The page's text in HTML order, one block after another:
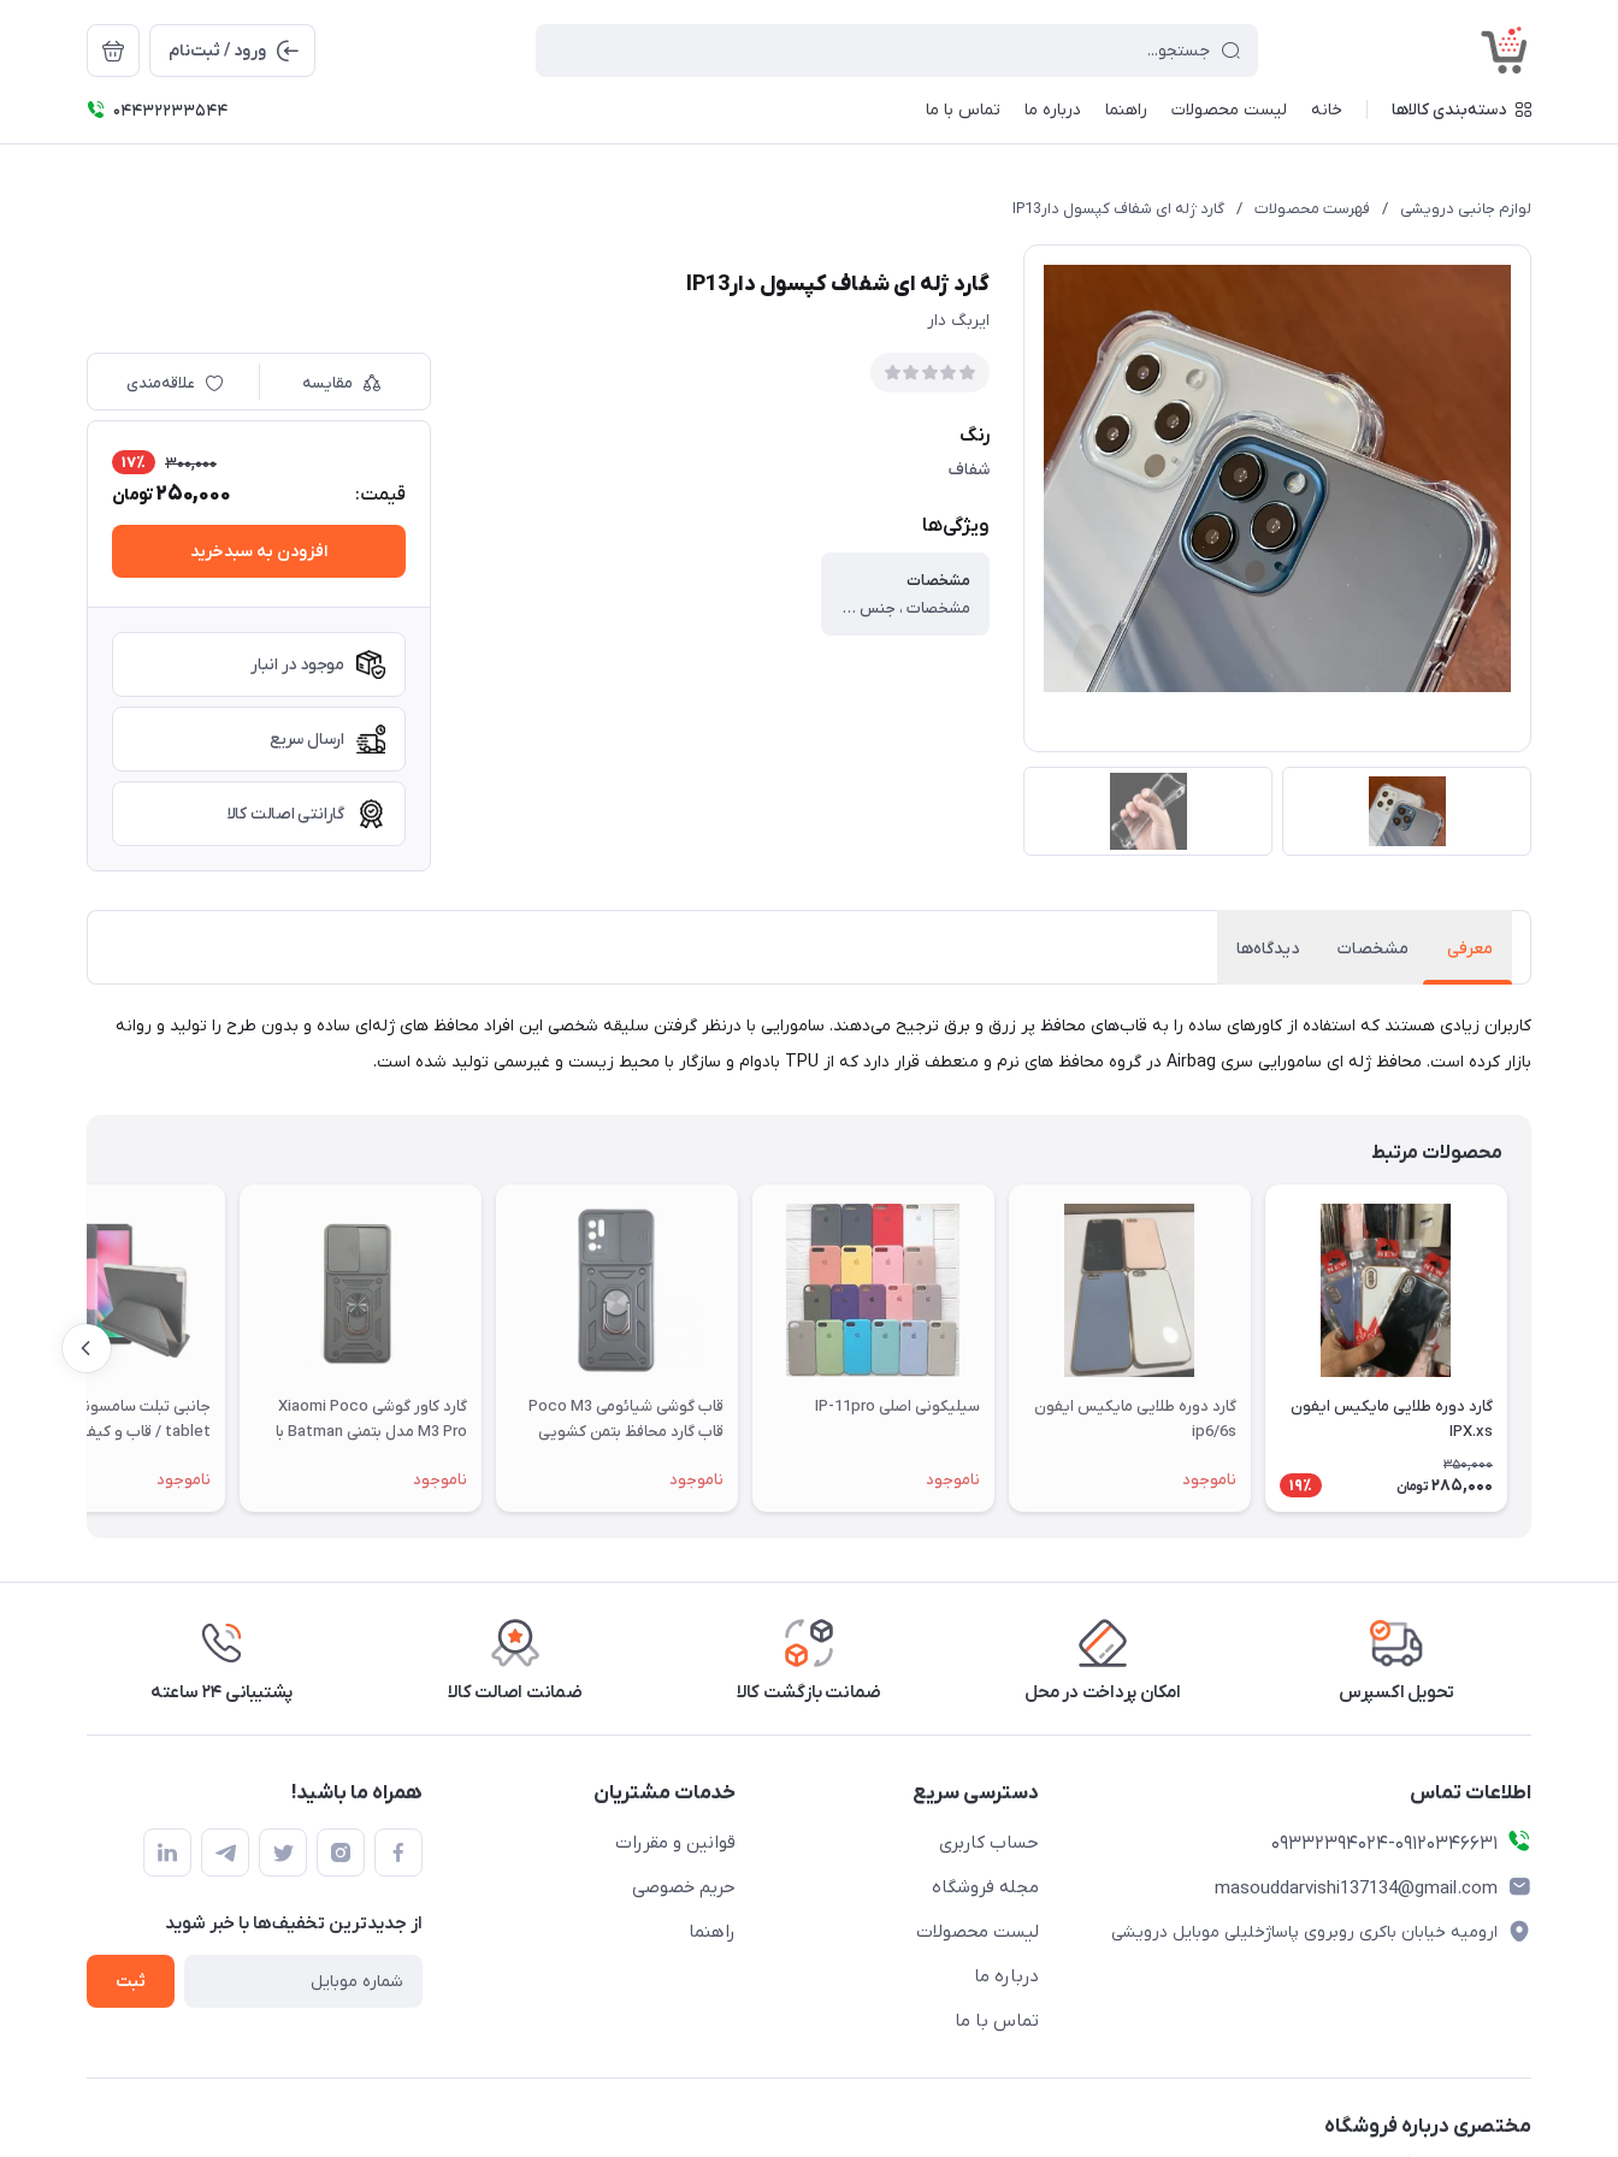
ورود / ثبت‌نام
دسته‌بندی کالاها خانه لیست محصولات راهنما درباره ما تماس با ما 04432233544
لوازم جانبی درویشی / فهرست محصولات / گارد ژله ای شفاف کپسول دارIP13
گارد ژله ای شفاف کپسول دارIP13
ایربگ دار
رنگ
شفاف
ویژگی‌ها
مشخصات
مشخصات ، جنس ، پلاستیک نرم ، وزن ، ۳۰ گرم ، سازگار با گوشی موبایل ، سایر گوشی‌های موبایل ، ساختار ، شفاف ، سطح پوشش ، قاب پشتی ، لبه بالایی ، لبه پایینی ، لبه چپ ، لبه راست ، حفاظت از دکمه‌ها ، قابلیت‌های کیف و کاور ، مقاوم در برابر ضربه ، دسترسی آسان به درگاه ها ، لبه های برجسته برای محافظت دوربین ، مقاوم در برابر خط و خش
مقایسه علاقه‌مندی
قیمت:
300,000 17٪
250,000تومان
افزودن به سبدخرید
موجود در انبار
ارسال سریع
گارانتی اصالت کالا
معرفی مشخصات دیدگاه‌ها
کاربران زیادی هستند که استفاده از کاورهای ساده را به قاب‌های محافظ پر زرق و برق ترجیح می‌دهند. سامورایی با درنظر گرفتن سلیقه شخصی این افراد محافظ‌ های ژله‌ای ساده و بدون طرح را تولید و روانه
بازار کرده است. محافظ ژله‌ ای سامورایی سری Airbag در گروه محافظ‌ های نرم و منعطف قرار دارد که از TPU بادوام و سازگار با محیط زیست و غیرسمی تولید شده است.
محصولات مرتبط
گارد دوره طلایی مایکیس ایفون
IPX.xs
350,000
285,000 تومان 19٪
گارد دوره طلایی مایکیس ایفون
ip6/6s
ناموجود
سیلیکونی اصلی IP-11pro
ناموجود
قاب گوشی شیائومی Poco M3
قاب گارد محافظ بتمن کشویی
ناموجود
گارد کاور گوشی Xiaomi Poco
M3 Pro مدل بتمنی Batman با
ناموجود
tablet / قاب و کیف تبلت کیف
2019 T515
ناموجود
تحویل اکسپرس امکان پرداخت در محل ضمانت بازگشت کالا ضمانت اصالت کالا پشتیبانی ۲۴ ساعته
اطلاعات تماس
09332394024-09120346631
masouddarvishi137134@gmail.com
ارومیه خیابان باکری روبروی پاساژخلیلی موبایل درویشی
دسترسی سریع
حساب کاربری
مجله فروشگاه
لیست محصولات
درباره ما
تماس با ما
خدمات مشتریان
قوانین و مقررات
حریم خصوصی
راهنما
همراه ما باشید!
از جدید‌ترین تخفیف‌ها با‌ خبر شوید
ثبت
مختصری درباره فروشگاه